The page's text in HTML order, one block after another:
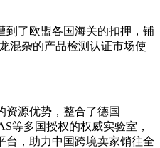
到了欧盟各国海关的扣押，铺
混杂的产品检测认证市场使
资源优势，整合了德国
等多国授权的权威实验室，
台，助力中国跨境卖家销往全